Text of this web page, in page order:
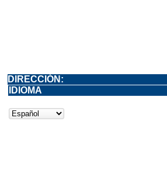
DIRECCIÓN:
IDIOMA